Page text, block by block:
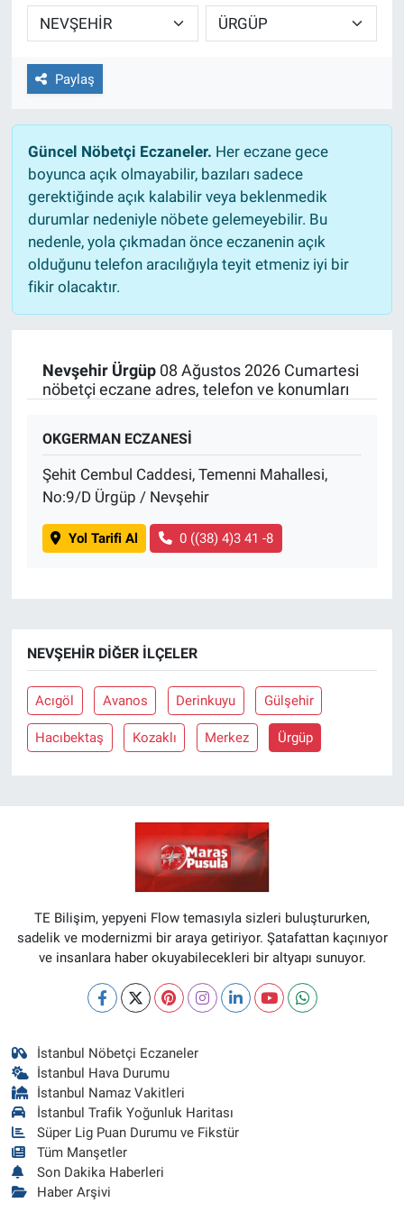
Paylaş
Güncel Nöbetçi Eczaneler. Her eczane gece
boyunca açık olmayabilir, bazıları sadece
gerektiğinde açık kalabilir veya beklenmedik
durumlar nedeniyle nöbete gelemeyebilir. Bu
nedenle, yola çıkmadan önce eczanenin açık
olduğunu telefon aracılığıyla teyit etmeniz iyi bir
fikir olacaktır.
Nevşehir Ürgüp08 Ağustos 2026 Cumartesi
nöbetçi eczane adres, telefon ve konumları
OKGERMAN ECZANESİ
Şehit Cembul Caddesi, Temenni Mahallesi,
No:9/D Ürgüp / Nevşehir
Yol Tarifi Al 0 ((38) 4)3 41 -8
NEVŞEHIR DIĞER İLÇELER
Acıgöl Avanos Derinkuyu Gülşehir
Hacıbektaş Kozaklı Merkez Ürgüp
TE Bilişim, yepyeni Flow temasıyla sizleri buluştururken,
sadelik ve modernizmi bir araya getiriyor. Şatafattan kaçınıyor
ve insanlara haber okuyabilecekleri bir altyapı sunuyor.
İstanbul Nöbetçi Eczaneler
İstanbul Hava Durumu
İstanbul Namaz Vakitleri
İstanbul Trafik Yoğunluk Haritası
Süper Lig Puan Durumu ve Fikstür
Tüm Manşetler
Son Dakika Haberleri
Haber Arşivi
TEKNOLOJİ
Dünya
İlçeler
MAGAZİN
Bilim, Teknoloji
ASAYİŞ
EĞİTİM
BİLİM VE TEKNOLOJİ
Güvenlik
Bölge